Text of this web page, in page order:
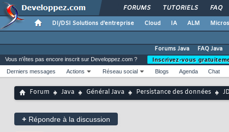
FORUMS TUTORIELS FAQ
DI/DSI Solutions d'entreprise Cloud IA ALM
Forums Java
FAQ Java
Vous n'êtes pas encore inscrit sur Developpez.com ?
Inscrivez-vous
Derniers messages
Actions Réseau social Blogs Agenda Chat
Forum Java Général Java Persistance des données
+ Répondre à la discussion